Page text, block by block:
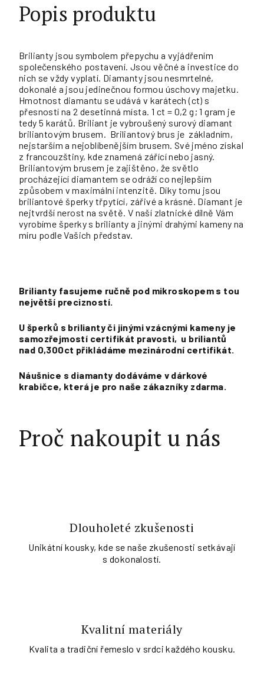
Popis produktu
Brilianty jsou symbolem přepychu a vyjádřením
společenského postavení. Jsou věčné a investice do
nich se vždy vyplatí. Diamanty jsou nesmrtelné,
dokonalé a jsou jedinečnou formou úschovy majetku.
Hmotnost diamantu se udává v karátech (ct) s
přesností na 2 desetinná místa. 1 ct = 0,2 g; 1 gram je
tedy 5 karátů. Briliant je vybroušený surový diamant
briliantovým brusem. Briliantový brus je základním,
nejstarším a nejoblíbenějším brusem. Své jméno získal
z francouzštiny, kde znamená zářícínebo jasný.
Briliantovým brusem je zajištěno, že světlo
procházející diamantem se odráží co nejlepším
způsobem v maximální intenzitě. Díky tomu jsou
briliantové šperky třpytící, zářivé a krásné. Diamant je
nejtvrdší nerost na světě. V naší zlatnické dílně Vám
vyrobíme šperky s brilianty a jinými drahými kameny na
míru podle Vašich představ.
Brilianty fasujeme ručně pod mikroskopem s tou
největší precizností.
U šperků s brilianty či jinými vzácnými kameny je
samozřejmostí certifikát pravosti, u briliantů
nad 0,300ct přikládáme mezinárodní certifikát.
Náušnice s diamanty dodáváme v dárkové
krabičce, která je pro naše zákazníky zdarma.
Proč nakoupit u nás
Dlouholeté zkušenosti
Unikátní kousky, kde se naše zkušenosti setkávají
s dokonalostí.
Kvalitní materiály
Kvalita a tradiční řemeslo v srdci každého kousku.